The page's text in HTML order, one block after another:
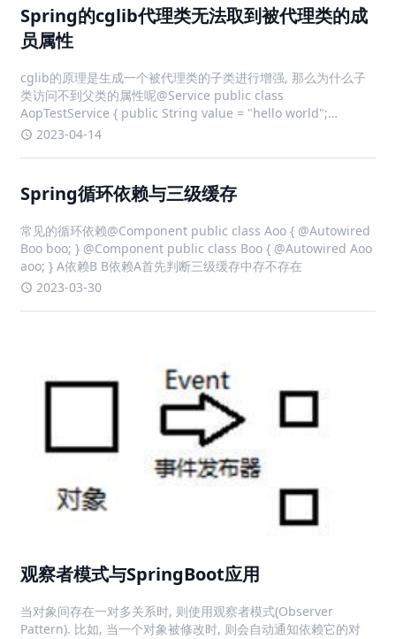
Spring的cglib代理类无法取到被代理类的成
员属性
cglib的原理是生成一个被代理类的子类进行增强, 那么为什么子
类访问不到父类的属性呢@Service public class
AopTestService { public String value = "hello world";
@Transactional pu
2023-04-14
Spring循环依赖与三级缓存
常见的循环依赖@Component public class Aoo { @Autowired
Boo boo; } @Component public class Boo { @Autowired Aoo
aoo; } A依赖B B依赖A首先判断三级缓存中存不存在
2023-03-30
观察者模式与SpringBoot应用
当对象间存在一对多关系时, 则使用观察者模式(Observer
Pattern). 比如, 当一个对象被修改时, 则会自动通知依赖它的对